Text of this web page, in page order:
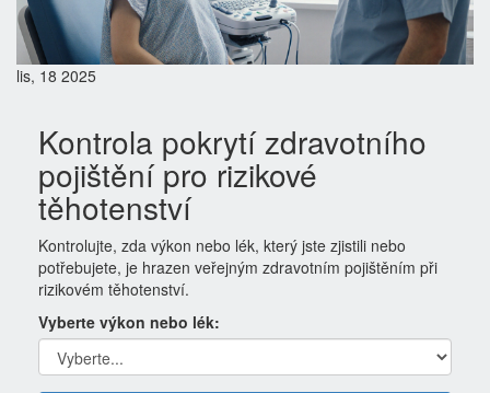
lis, 18 2025
Kontrola pokrytí zdravotního
pojištění pro rizikové
těhotenství
Kontrolujte, zda výkon nebo lék, který jste zjistili nebo
potřebujete, je hrazen veřejným zdravotním pojištěním při
rizikovém těhotenství.
Vyberte výkon nebo lék: